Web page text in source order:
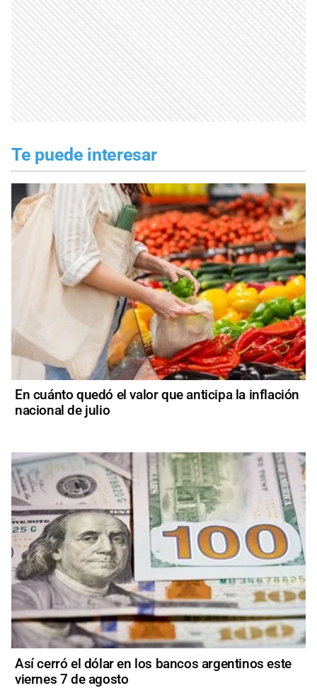
Te puede interesar
En cuánto quedó el valor que anticipa la inflación
nacional de julio
Así cerró el dólar en los bancos argentinos este
viernes 7 de agosto